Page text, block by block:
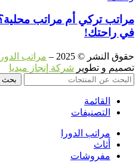
مراتب تركي أم مراتب
في راحتك!
حقوق النشر © 2025 – مراتب الدورا
تصميم و تطوير شركة إنجاز ميديا
بحث
القائمة
التصنيفات
مراتب الدورا
أثاث
مفروشات